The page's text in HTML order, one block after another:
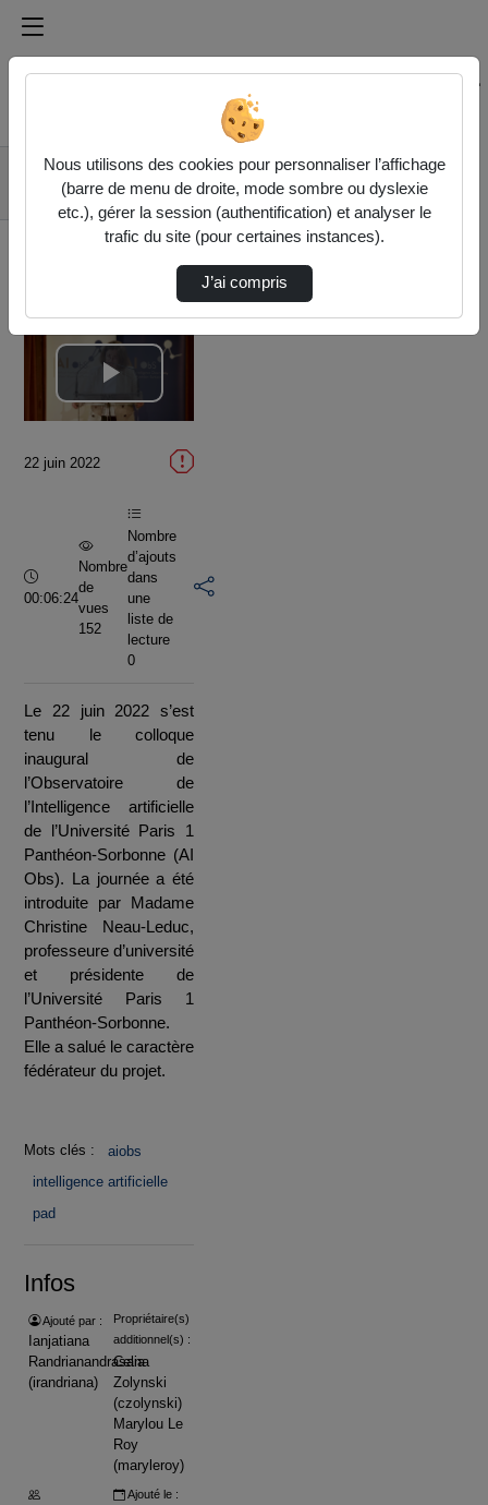
Médiathèque de l'université Paris
Rechercher un média sur Médiathèque de l'université
Accueil
Vidéos
(1/10) Discours
d'ouverture
Lire
vidéo
22 juin 2022
Durée :
00:06:24
Nombre
de
vues
152
Nombre
d’ajouts
dans
une
liste de
lecture
0
Le 22 juin 2022 s’est
tenu le colloque
inaugural de
l’Observatoire de
l’Intelligence artificielle
de l’Université Paris 1
Panthéon-Sorbonne (AI
Obs). La journée a été
introduite par Madame
Christine Neau-Leduc,
professeure d’université
et présidente de
l’Université Paris 1
Panthéon-Sorbonne.
Elle a salué le caractère
fédérateur du projet.
Mots clés :
aiobs
intelligence artificielle
pad
Infos
Ajouté par :
Ianjatiana
Randrianandrasana
(irandriana)
Propriétaire(s)
additionnel(s) :
Celia
Zolynski
(czolynski)
Marylou Le
Roy
(maryleroy)
Ajouté le :
Nous utilisons des cookies pour personnaliser l’affichage
(barre de menu de droite, mode sombre ou dyslexie
etc.), gérer la session (authentification) et analyser le
trafic du site (pour certaines instances).
J’ai compris